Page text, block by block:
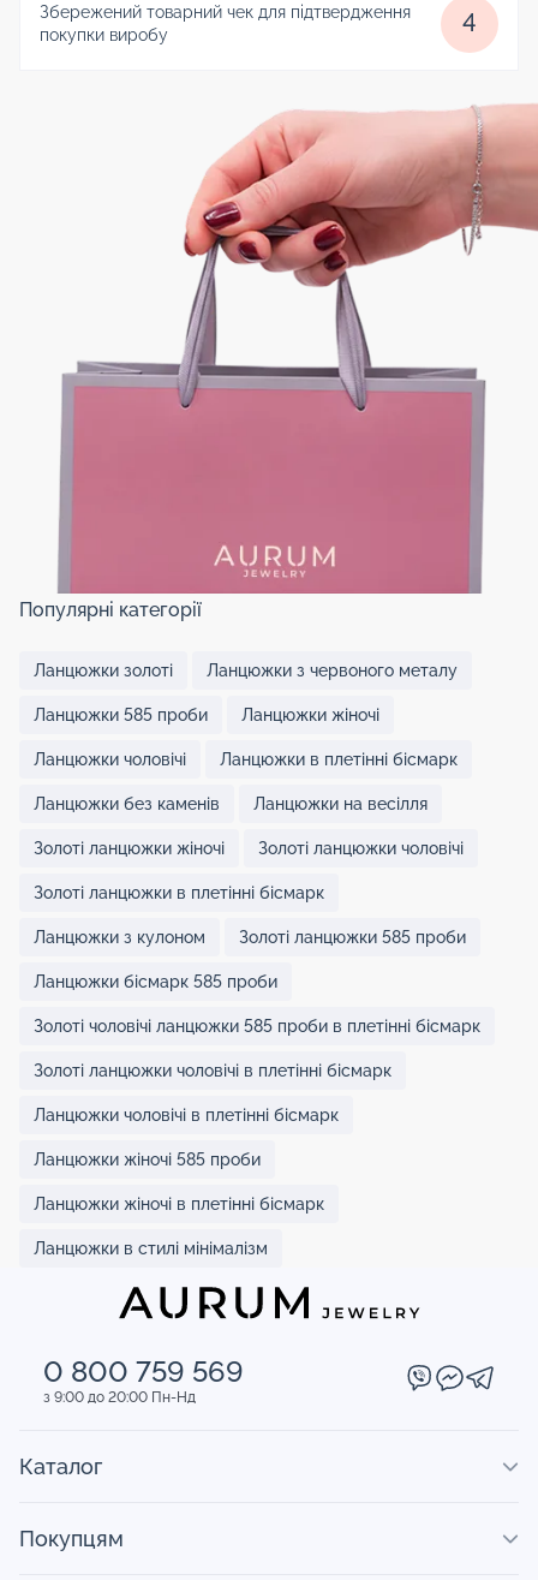
Збережений товарний чек для підтвердження
покупки виробу
4
Популярні категорії
Ланцюжки золоті Ланцюжки з червоного металу
Ланцюжки 585 проби Ланцюжки жіночі
Ланцюжки чоловічі Ланцюжки в плетінні бісмарк
Ланцюжки без каменів Ланцюжки на весілля
Золоті ланцюжки жіночі Золоті ланцюжки чоловічі
Золоті ланцюжки в плетінні бісмарк
Ланцюжки з кулоном Золоті ланцюжки 585 проби
Ланцюжки бісмарк 585 проби
Золоті чоловічі ланцюжки 585 проби в плетінні бісмарк
Золоті ланцюжки чоловічі в плетінні бісмарк
Ланцюжки чоловічі в плетінні бісмарк
Ланцюжки жіночі 585 проби
Ланцюжки жіночі в плетінні бісмарк
Ланцюжки в стилі мінімалізм
0 800 759 569
з 9:00 до 20:00 Пн-Нд
Каталог
Покупцям